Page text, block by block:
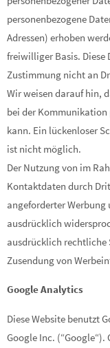
personenbezogene
Adressen) erhoben
freiwilliger Basis. Diese
Zustimmung nicht an
Wir weisen darauf hin,
bei der Kommunikation
kann. Ein lückenloser
ist nicht möglich.
Der Nutzung von im
Kontaktdaten durch
angeforderter
ausdrücklich
ausdrücklich rechtliche
Zusendung von
Google Analytics
Diese Website benutzt
Google Inc. (“Google“).